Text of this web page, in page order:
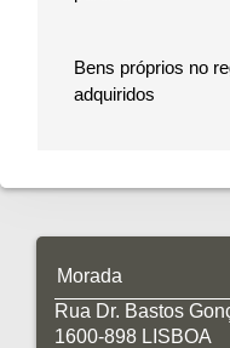
Bens próprios no
adquiridos
Morada
Rua Dr. Bastos
1600-898 LISBOA